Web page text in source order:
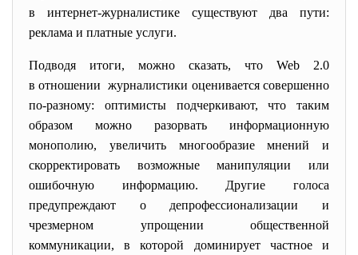
в интернет-журналистике существуют два пути:
реклама и платные услуги.
Подводя итоги, можно сказать, что Web 2.0
в отношении журналистики оценивается совершенно
по-разному: оптимисты подчеркивают, что таким
образом можно разорвать информационную
монополию, увеличить многообразие мнений и
скорректировать возможные манипуляции или
ошибочную информацию. Другие голоса
предупреждают о депрофессионализации и
чрезмерном упрощении общественной
коммуникации, в которой доминирует частное и